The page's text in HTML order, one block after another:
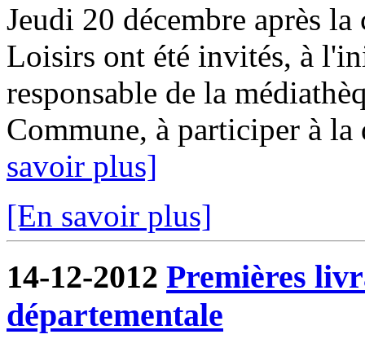
Jeudi 20 décembre après
Loisirs ont été invités, à
responsable de la
Commune, à participer à
savoir plus]
[En savoir plus]
14-12-2012 Premières
départementale